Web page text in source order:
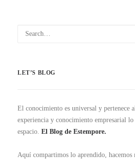
LET’S BLOG
El conocimiento es universal y pertenece
experiencia y conocimiento empresarial lo
espacio. El Blog de Estempore.
Aquí compartimos lo aprendido, hacemos